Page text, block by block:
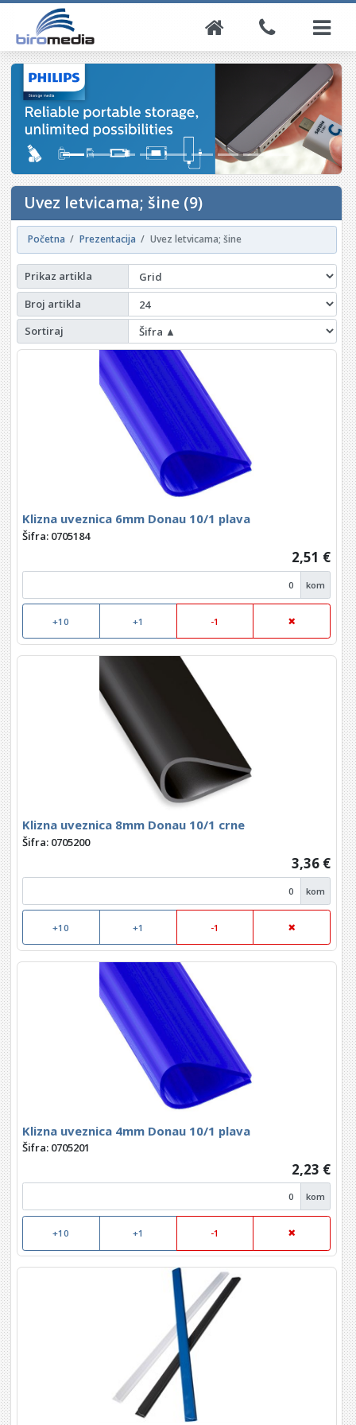
Uvez letvicama; šine (9)
Početna Prezentacija Uvez letvicama; šine
Prikaz artikla
Broj artikla
Sortiraj
Klizna uveznica 6mm Donau 10/1 plava
Šifra: 0705184
2,51 €
kom
+10 +1 -1
Klizna uveznica 8mm Donau 10/1 crne
Šifra: 0705200
3,36 €
kom
+10 +1 -1
Klizna uveznica 4mm Donau 10/1 plava
Šifra: 0705201
2,23 €
kom
+10 +1 -1